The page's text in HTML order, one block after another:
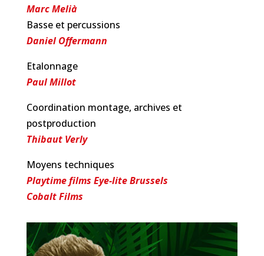
Marc Melià
Basse et percussions
Daniel Offermann
Etalonnage
Paul Millot
Coordination montage, archives et
postproduction
Thibaut Verly
Moyens techniques
Playtime films Eye-lite Brussels
Cobalt Films